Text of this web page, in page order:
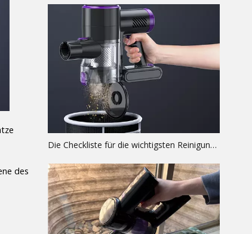
des
Die Checkliste für die wichtigsten Reinigungsmittel für ein makelloses Zuhause